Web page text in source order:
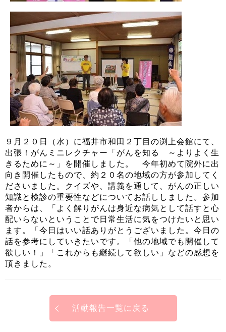
９月２０日（水）に福井市和田２丁目の渕上会館にて、
出張！がんミニレクチャー「がんを知る ～よりよく生
きるために～」を開催しました。 今年初めて院外に出
向き開催したもので、約２０名の地域の方が参加してく
ださいました。クイズや、講義を通して、がんの正しい
知識と検診の重要性などについてお話ししました。参加
者からは、「よく解りがんは身近な病気として話すと心
配いらないということで日常生活に気をつけたいと思い
ます。「今日はいい話ありがとうございました。今日の
話を参考にしていきたいです。「他の地域でも開催して
欲しい！」「これからも継続して欲しい」などの感想を
頂きました。
活動報告一覧に戻る